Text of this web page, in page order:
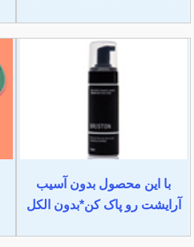
با این محصول بدون آسیب
آرایشت رو پاک کن*بدون الکل